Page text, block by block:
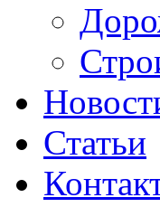
Статьи